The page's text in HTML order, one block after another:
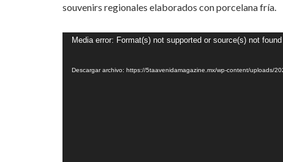
souvenirs regionales elaborados con porcelana fría.
Reproductor
vídeo
Media error: Format(s) not supported or source(s) not found
Descargar archivo: https://5taavenidamagazine.mx/wp-content/uploads/